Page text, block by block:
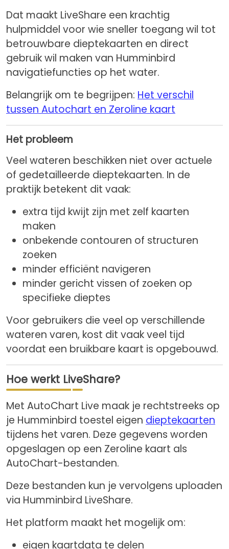
Dat maakt LiveShare een krachtig
hulpmiddel voor wie sneller toegang wil tot
betrouwbare dieptekaarten en direct
gebruik wil maken van Humminbird
navigatiefuncties op het water.
Belangrijk om te begrijpen: Het verschil
tussen Autochart en Zeroline kaart
Het probleem
Veel wateren beschikken niet over actuele
of gedetailleerde dieptekaarten. In de
praktijk betekent dit vaak:
extra tijd kwijt zijn met zelf kaarten
maken
onbekende contouren of structuren
zoeken
minder efficiënt navigeren
minder gericht vissen of zoeken op
specifieke dieptes
Voor gebruikers die veel op verschillende
wateren varen, kost dit vaak veel tijd
voordat een bruikbare kaart is opgebouwd.
Hoe werkt LiveShare?
Met AutoChart Live maak je rechtstreeks op
je Humminbird toestel eigen dieptekaarten
tijdens het varen. Deze gegevens worden
opgeslagen op een Zeroline kaart als
AutoChart-bestanden.
Deze bestanden kun je vervolgens uploaden
via Humminbird LiveShare.
Het platform maakt het mogelijk om:
eigen kaartdata te delen